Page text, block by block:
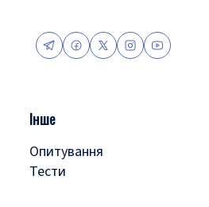
Інше
Опитування
Тести